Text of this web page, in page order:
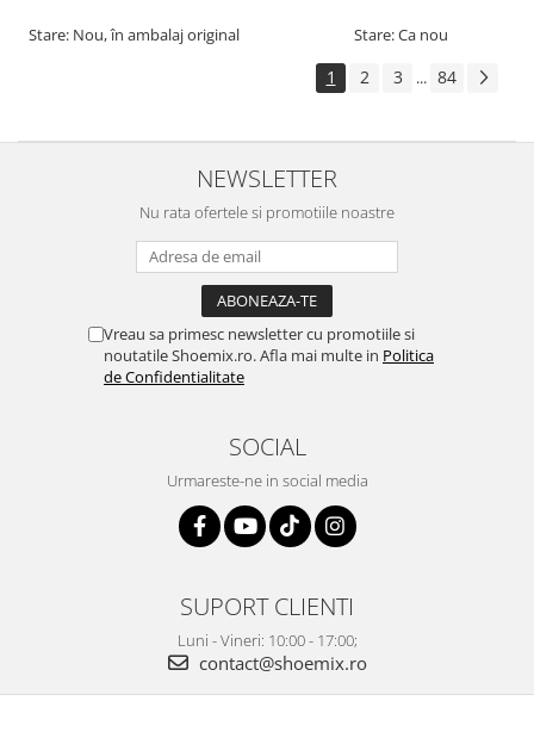
Stare: Nou, în ambalaj original Stare: Ca nou
1 2 3 ... 84
NEWSLETTER
Nu rata ofertele si promotiile noastre
Vreau sa primesc newsletter cu promotiile si
noutatile Shoemix.ro. Afla mai multe in Politica
de Confidentialitate
SOCIAL
Urmareste-ne in social media
SUPORT CLIENTI
Luni - Vineri: 10:00 - 17:00;
contact@shoemix.ro